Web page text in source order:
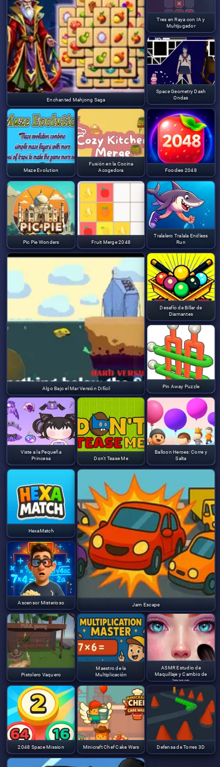
Enchanted Mahjong Saga
Tres en Raya con IA y
Multijugador
Space Geometry Dash
Ondas
Maze Evolution
Fusión en la Cocina
Acogedora
Foodies 2048
Pic Pie Wonders Fruit Merge 2048
Algo Bajo el Mar Versión Difícil
Tralalero Tralala Endless
Run
Desafío de Billar de
Diamantes
Pin Away Puzzle
Viste a la Pequeña
Princesa
Don't Tease Me
Balloon Heroes: Corre y
Salta
HexaMatch
Jam Escape
Ascensor Misterioso
Pistolero Vaquero
Maestro de la
Multiplicación
ASMR Estudio de
Maquillaje y Cambio de
Imagen
2048 Space Mission Minicraft Chef Cake Wars Defensa de Torres 3D